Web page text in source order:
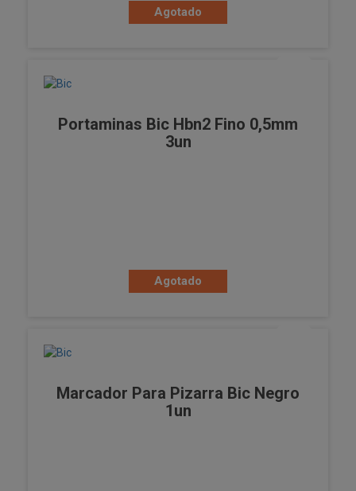
Agotado
Portaminas Bic Hbn2 Fino 0,5mm
3un
Agotado
Marcador Para Pizarra Bic Negro
1un